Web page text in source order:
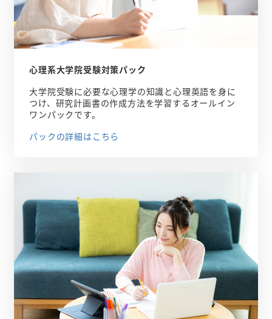
心理系大学院受験対策パック
大学院受験に必要な心理学の知識と心理英語を身に
つけ、研究計画書の作成方法を学習するオールイン
ワンパックです。
パックの詳細はこちら